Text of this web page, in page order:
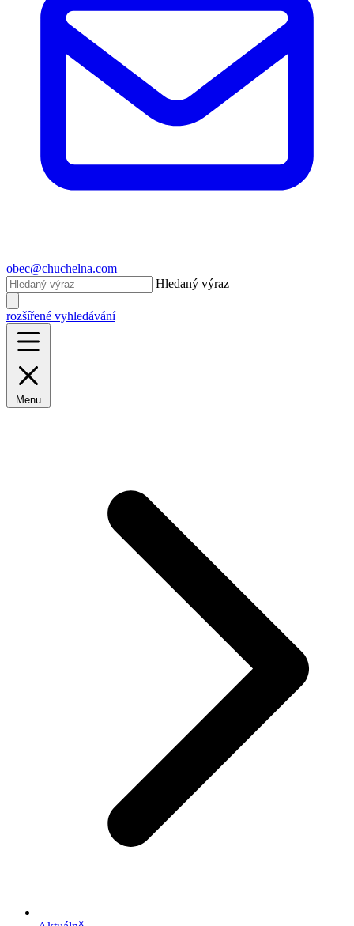
obec@chuchelna.com
Hledaný výraz
rozšířené vyhledávání
Menu